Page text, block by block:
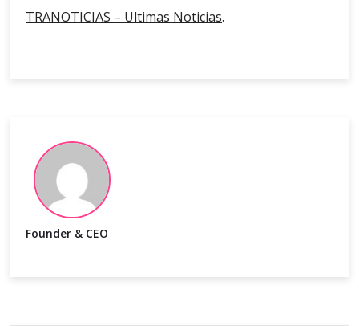
TRANOTICIAS – Ultimas Noticias.
Founder & CEO